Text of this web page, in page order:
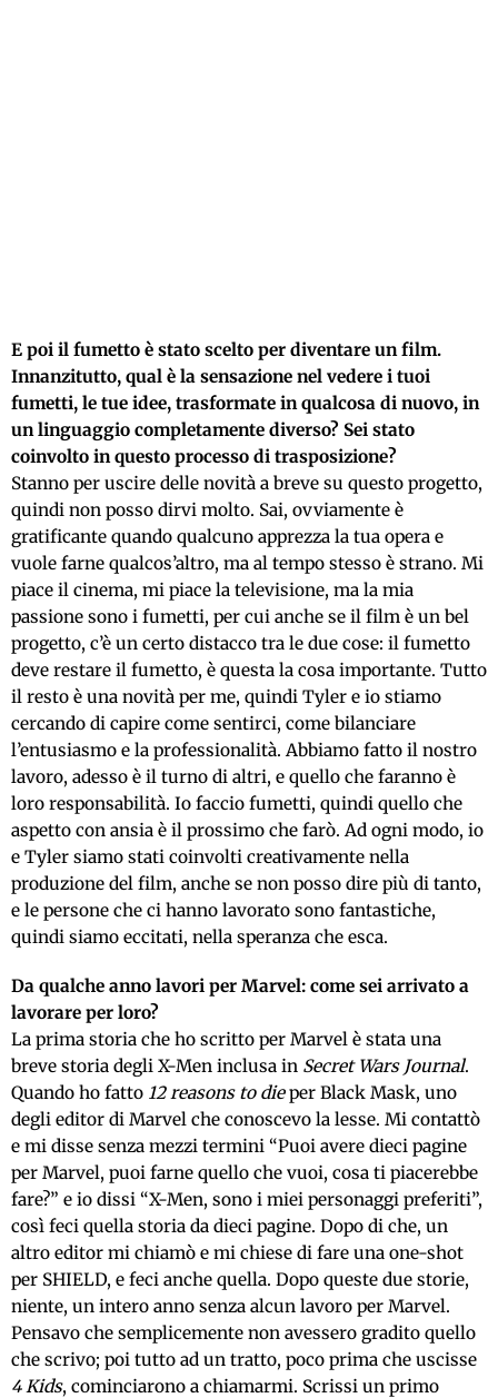
E poi il fumetto è stato scelto per diventare un film.
Innanzitutto, qual è la sensazione nel vedere i tuoi
fumetti, le tue idee, trasformate in qualcosa di nuovo, in
un linguaggio completamente diverso? Sei stato
coinvolto in questo processo di trasposizione?
Stanno per uscire delle novità a breve su questo progetto,
quindi non posso dirvi molto. Sai, ovviamente è
gratificante quando qualcuno apprezza la tua opera e
vuole farne qualcos’altro, ma al tempo stesso è strano. Mi
piace il cinema, mi piace la televisione, ma la mia
passione sono i fumetti, per cui anche se il film è un bel
progetto, c’è un certo distacco tra le due cose: il fumetto
deve restare il fumetto, è questa la cosa importante. Tutto
il resto è una novità per me, quindi Tyler e io stiamo
cercando di capire come sentirci, come bilanciare
l’entusiasmo e la professionalità. Abbiamo fatto il nostro
lavoro, adesso è il turno di altri, e quello che faranno è
loro responsabilità. Io faccio fumetti, quindi quello che
aspetto con ansia è il prossimo che farò. Ad ogni modo, io
e Tyler siamo stati coinvolti creativamente nella
produzione del film, anche se non posso dire più di tanto,
e le persone che ci hanno lavorato sono fantastiche,
quindi siamo eccitati, nella speranza che esca.
Da qualche anno lavori per Marvel: come sei arrivato a
lavorare per loro?
La prima storia che ho scritto per Marvel è stata una
breve storia degli X-Men inclusa in Secret Wars Journal.
Quando ho fatto 12 reasons to dieper Black Mask, uno
degli editor di Marvel che conoscevo la lesse. Mi contattò
e mi disse senza mezzi termini “Puoi avere dieci pagine
per Marvel, puoi farne quello che vuoi, cosa ti piacerebbe
fare?” e io dissi “X-Men, sono i miei personaggi preferiti”,
così feci quella storia da dieci pagine. Dopo di che, un
altro editor mi chiamò e mi chiese di fare una one-shot
per SHIELD, e feci anche quella. Dopo queste due storie,
niente, un intero anno senza alcun lavoro per Marvel.
Pensavo che semplicemente non avessero gradito quello
che scrivo; poi tutto ad un tratto, poco prima che uscisse
4 Kids, cominciarono a chiamarmi. Scrissi un primo